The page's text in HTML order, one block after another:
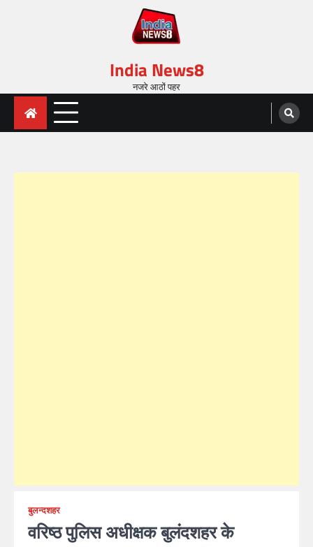
India News8
नजरे आठों पहर
बुलन्दशहर
वरिष्ठ पुलिस अधीक्षक बुलंदशहर के